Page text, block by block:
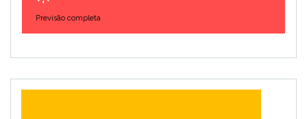
Previsão completa